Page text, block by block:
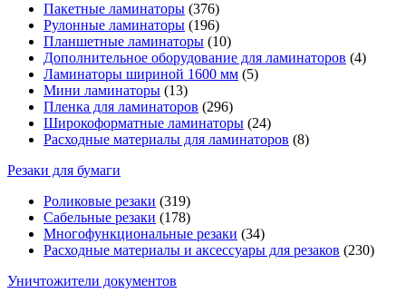
Пакетные ламинаторы (376)
Рулонные ламинаторы (196)
Планшетные ламинаторы (10)
Дополнительное оборудование для ламинаторов (4)
Ламинаторы шириной 1600 мм (5)
Мини ламинаторы (13)
Пленка для ламинаторов (296)
Широкоформатные ламинаторы (24)
Расходные материалы для ламинаторов (8)
Резаки для бумаги
Роликовые резаки (319)
Сабельные резаки (178)
Многофункциональные резаки (34)
Расходные материалы и аксессуары для резаков (230)
Уничтожители документов